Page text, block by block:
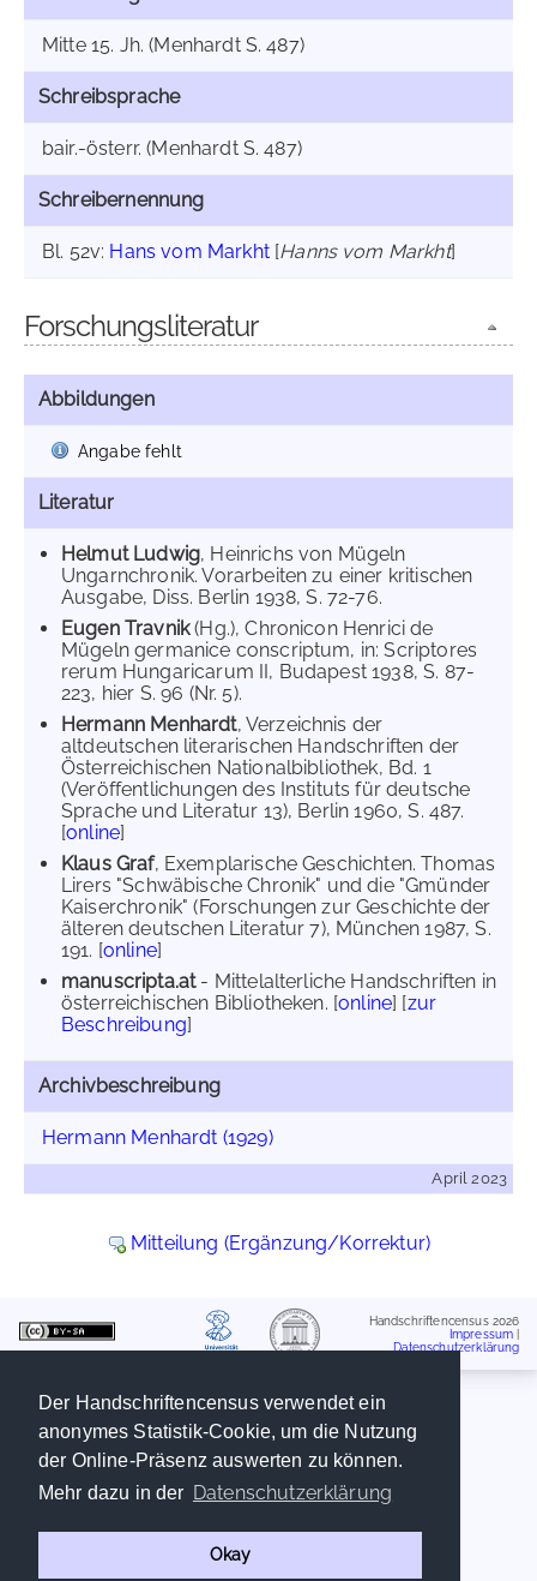
Der Handschriftencensus verwendet ein
anonymes Statistik-Cookie, um die Nutzung
der Online-Präsenz auswerten zu können.
Mehr dazu in der Datenschutzerklärung
Okay
Mitte 15. Jh. (Menhardt S. 487)
Schreibsprache
bair.-österr. (Menhardt S. 487)
Schreibernennung
Bl. 52v: Hans vom Markht[Hanns vom Markht]
Forschungsliteratur
Abbildungen
Angabe fehlt
Literatur
Helmut Ludwig, Heinrichs von Mügeln
Ungarnchronik. Vorarbeiten zu einer kritischen
Ausgabe, Diss. Berlin 1938, S. 72-76.
Eugen Travnik(Hg.), Chronicon Henrici de
Mügeln germanice conscriptum, in: Scriptores
rerum Hungaricarum II, Budapest 1938, S. 87-
223, hier S. 96 (Nr. 5).
Hermann Menhardt, Verzeichnis der
altdeutschen literarischen Handschriften der
Österreichischen Nationalbibliothek, Bd. 1
(Veröffentlichungen des Instituts für deutsche
Sprache und Literatur 13), Berlin 1960, S. 487.
[online]
Klaus Graf, Exemplarische Geschichten. Thomas
Lirers "Schwäbische Chronik" und die "Gmünder
Kaiserchronik" (Forschungen zur Geschichte der
älteren deutschen Literatur 7), München 1987, S.
191. [online]
manuscripta.at- Mittelalterliche Handschriften in
österreichischen Bibliotheken. [online] [zur
Beschreibung]
Archivbeschreibung
Hermann Menhardt (1929)
April 2023
Mitteilung (Ergänzung/Korrektur)
Handschriftencensus 2026
Impressum
Datenschutzerklärung